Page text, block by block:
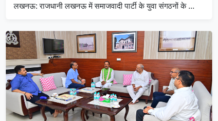
लखनऊ: राजधानी लखनऊ में समाजवादी पार्टी के युवा संगठनों के …